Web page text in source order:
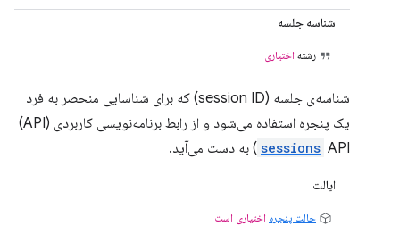
شناسه جلسه
رشته اختیاری
شناسه‌ی جلسه (session ID) که برای شناسایی منحصر به فرد
یک پنجره استفاده می‌شود و از رابط برنامه‌نویسی کاربردی (API)
sessions API) به دست می‌آید.
ایالت
حالت پنجره اختیاری است